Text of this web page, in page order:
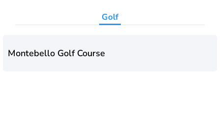
Golf
Montebello Golf Course